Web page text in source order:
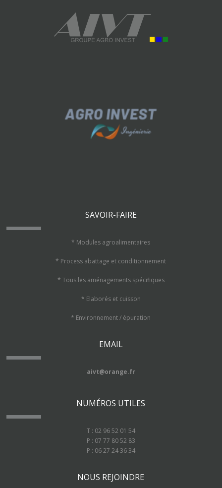
SAVOIR-FAIRE
* Modules agroalimentaires
* Process abattage et conditionnement
* Tous les aménagements spécifiques
* Elaborés et cuisson
* Environnement / épuration
EMAIL
aivt@orange.fr
NUMÉROS UTILES
T : 02 96 52 01 54
P : 07 77 80 52 83
P : 06 27 24 36 34
NOUS REJOINDRE